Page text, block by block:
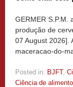
GERMER S.P.M.
produção de
07 August 2026].
maceracao-do-
Posted in: BJFT,
Ciência de